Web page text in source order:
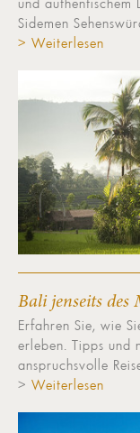
Sidemen
> Weiterlesen
Bali jenseits des
Erfahren Sie, wie
erleben. Tipps und
anspruchsvolle
> Weiterlesen